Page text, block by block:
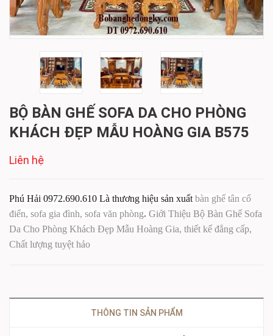
BỘ BÀN GHẾ SOFA DA CHO PHÒNG
KHÁCH ĐẸP MẪU HOÀNG GIA B575
Liên hệ
Phú Hải 0972.690.610 Là thương hiệu sản xuất bàn ghế tân cổ
điển, sofa gia đình, sofa văn phòng. Giới Thiệu Bộ Bàn Ghế Sofa
Da Cho Phòng Khách Đẹp Mẫu Hoàng Gia, thiết kế đẳng cấp,
Chất lượng tuyệt hảo
THÔNG TIN SẢN PHẨM